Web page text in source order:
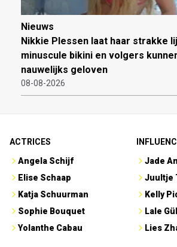
Nieuws
Nikkie Plessen laat haar strakke
minuscule bikini en volgers
nauwelijks geloven
08-08-2026
ACTRICES
Angela Schijf
Elise Schaap
Katja Schuurman
Sophie Bouquet
Yolanthe Cabau
Jade
Juultje
Kelly
Lale Gül
Lies